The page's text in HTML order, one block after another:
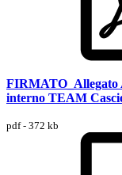
FIRMATO_Allegato
interno TEAM
pdf - 372 kb